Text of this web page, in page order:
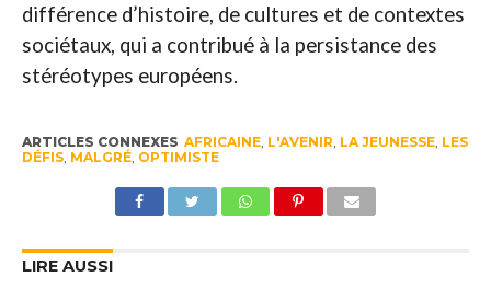
différence d’histoire, de cultures et de contextes
sociétaux, qui a contribué à la persistance des
stéréotypes européens.
ARTICLES CONNEXES AFRICAINE, L'AVENIR LA JEUNESSE, LES
DÉFIS, MALGRÉ, OPTIMISTE
LIRE AUSSI